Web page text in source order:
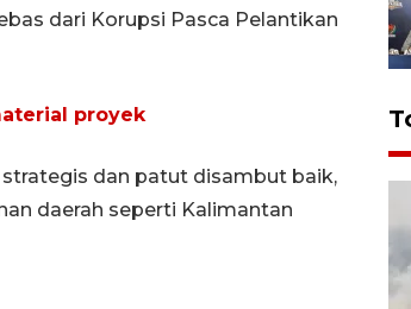
dari Korupsi Pasca Pelantikan
proyek
dan patut disambut baik,
daerah seperti Kalimantan